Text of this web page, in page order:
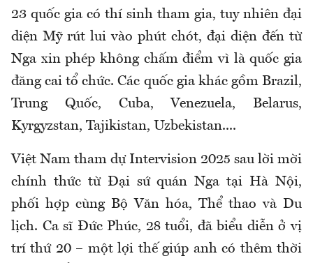
23 quốc gia có thí sinh tham gia, tuy nhiên đại
diện Mỹ rút lui vào phút chót, đại diện đến từ
Nga xin phép không chấm điểm vì là quốc gia
đăng cai tổ chức. Các quốc gia khác gồm Brazil,
Trung Quốc, Cuba, Venezuela, Belarus,
Kyrgyzstan, Tajikistan, Uzbekistan....
Việt Nam tham dự Intervision 2025 sau lời mời
chính thức từ Đại sứ quán Nga tại Hà Nội,
phối hợp cùng Bộ Văn hóa, Thể thao và Du
lịch. Ca sĩ Đức Phúc, 28 tuổi, đã biểu diễn ở vị
trí thứ 20 – một lợi thế giúp anh có thêm thời